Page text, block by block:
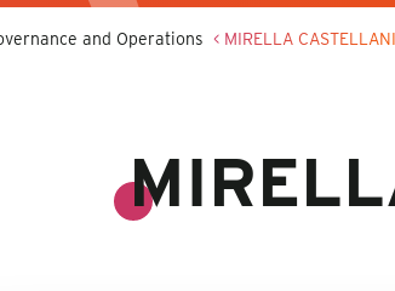
and Operations < MIRELLA CASTELLANI